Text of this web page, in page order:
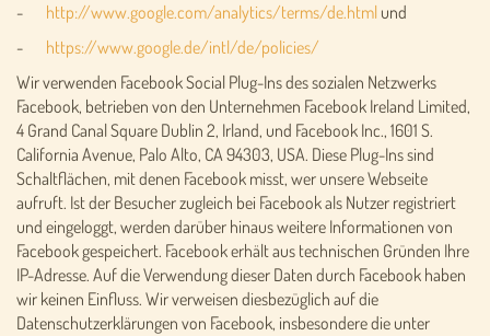
- http://www.google.com/analytics/terms/de.html und
- https://www.google.de/intl/de/policies/
Wir verwenden Facebook Social Plug-Ins des sozialen Netzwerks
Facebook, betrieben von den Unternehmen Facebook Ireland Limited,
4 Grand Canal Square Dublin 2, Irland, und Facebook Inc., 1601 S.
California Avenue, Palo Alto, CA 94303, USA. Diese Plug-Ins sind
Schaltflächen, mit denen Facebook misst, wer unsere Webseite
aufruft. Ist der Besucher zugleich bei Facebook als Nutzer registriert
und eingeloggt, werden darüber hinaus weitere Informationen von
Facebook gespeichert. Facebook erhält aus technischen Gründen Ihre
IP-Adresse. Auf die Verwendung dieser Daten durch Facebook haben
wir keinen Einfluss. Wir verweisen diesbezüglich auf die
Datenschutzerklärungen von Facebook, insbesondere die unter